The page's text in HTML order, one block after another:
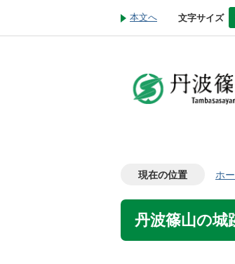
本文へ 文字サイズ
現在の位置 ホ
丹波篠山の城